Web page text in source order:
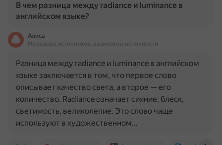
В чем разница между radiance и luminance в
английском языке?
Алиса
На основе источников, возможны неточности
Разница между radiance и luminance в английском
языке заключается в том, что первое слово
описывает качество света, а второе — его
количество. Radiance означает сияние, блеск,
светимость, великолепие. Это слово чаще
используют в художественном…